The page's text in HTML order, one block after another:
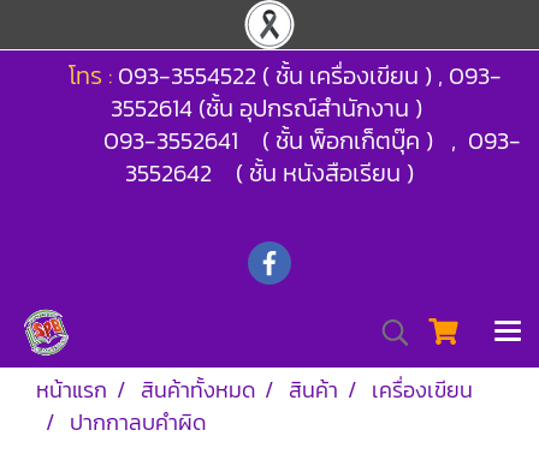
โทร : 093-3554522 ( ชั้น เครื่องเขียน ) , 093-
3552614 (ชั้น อุปกรณ์สำนักงาน )
093-3552641 ( ชั้น พ็อกเก็ตบุ๊ค ) , 093-
3552642 ( ชั้น หนังสือเรียน )
หน้าแรก สินค้าทั้งหมด สินค้า
เครื่องเขียน
ปากกาลบคำผิด